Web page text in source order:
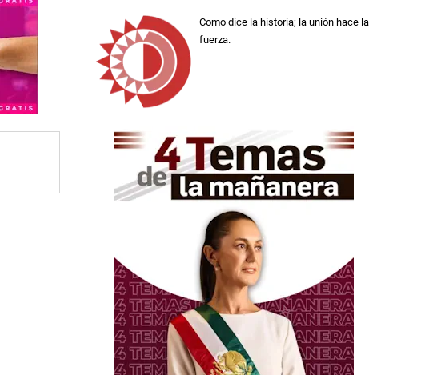
Como dice la historia; la unión hace la
fuerza.